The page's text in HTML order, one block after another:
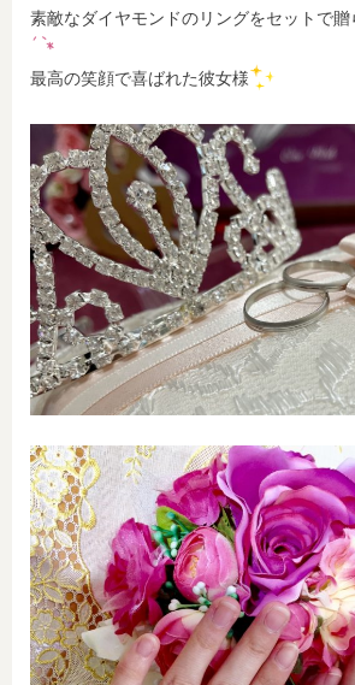
素敵なダイヤモンドのリングをセットで
最高の笑顔で喜ばれた彼女様